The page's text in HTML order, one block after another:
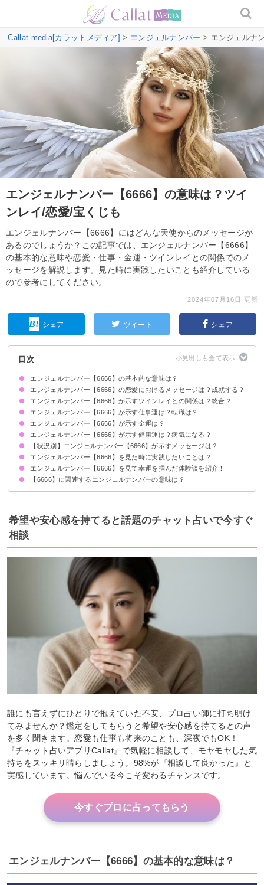
Callat media[カラットメディア] > エンジェルナンバー > エンジェルナ
エンジェルナンバー【6666】の意味は？ツイ
ンレイ/恋愛/宝くじも
エンジェルナンバー【6666】にはどんな天使からのメッセージが
あるのでしょうか？この記事では、エンジェルナンバー【6666】
の基本的な意味や恋愛・仕事・金運・ツインレイとの関係でのメ
ッセージを解説します。見た時に実践したいことも紹介している
ので参考にしてください。
2024年07月16日 更新
シェア ツイート シェア
目次
エンジェルナンバー【6666】の基本的な意味は？
執着を手放すことが重要です
考えを変えることでもうすぐ奇跡が起きる前兆です
エンジェルナンバー【6666】の恋愛におけるメッセージは？成就する？
片思いしている時
復縁したい時
恋人との関係について
結婚を考えている場合
別れ・離婚したい時
エンジェルナンバー【6666】が示すツインレイとの関係は？統合？
焦らないことで良い関係になる
サイレント期間の場合
エンジェルナンバー【6666】が示す仕事運は？転職は？
エンジェルナンバー【6666】が示す金運は？
エンジェルナンバー【6666】が示す健康運は？病気になる？
【状況別】エンジェルナンバー【6666】が示すメッセージは？
何度も【6666】を見る場合
時計で【6666】を見る場合
車のナンバープレートで【6666】を見る場合
エンジェルナンバー【6666】を見た時に実践したいことは？
天使に祈る
人助けをする
エンジェルナンバー【6666】を見て幸運を掴んだ体験談を紹介！
健康状態が良くなり日々の活力が増した
ストレスが減り仕事の生産性が向上した
パートナーとの会話が増えて深い絆を感じるようになった
【6666】に関連するエンジェルナンバーの意味は？
エンジェルナンバー【666】
エンジェルナンバー【6】
希望や安心感を持てると話題のチャット占いで今すぐ
相談
誰にも言えずにひとりで抱えていた不安、プロ占い師に打ち明け
てみませんか？鑑定をしてもらうと希望や安心感を持てるとの声
を多く聞きます。恋愛も仕事も将来のことも、深夜でもOK！
『チャット占いアプリCallat』で気軽に相談して、モヤモヤした気
持ちをスッキリ晴らしましょう。98%が『相談して良かった』と
実感しています。悩んでいる今こそ変わるチャンスです。
今すぐプロに占ってもらう
エンジェルナンバー【6666】の基本的な意味は？